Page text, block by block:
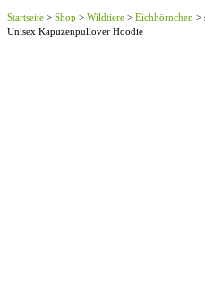
Startseite > Shop > Wildtiere > Eichhörnchen >
Unisex Kapuzenpullover Hoodie